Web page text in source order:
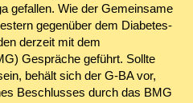
gefallen. Wie der Gemeinsame
gegenüber dem Diabetes-
derzeit mit dem
Gespräche geführt. Sollte
behält sich der G-BA vor,
Beschlusses durch das BMG